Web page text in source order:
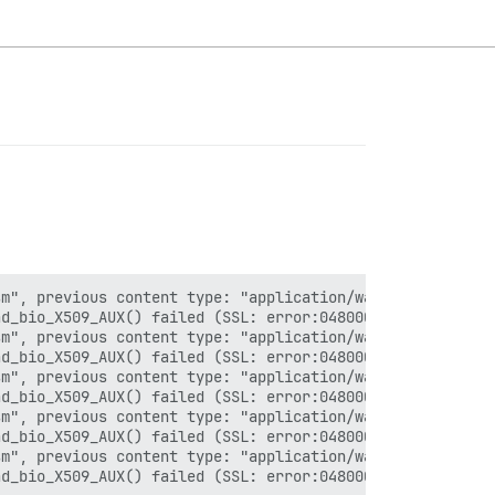
previous content type: "application/wasm" in /etc/
failed (SSL: error:0480006C:PEM
previous content type: "application/wasm" in /etc/
failed (SSL: error:0480006C:PEM
previous content type: "application/wasm" in /etc/
failed (SSL: error:0480006C:PEM
previous content type: "application/wasm" in /etc/
failed (SSL: error:0480006C:PEM
previous content type: "application/wasm" in /etc/